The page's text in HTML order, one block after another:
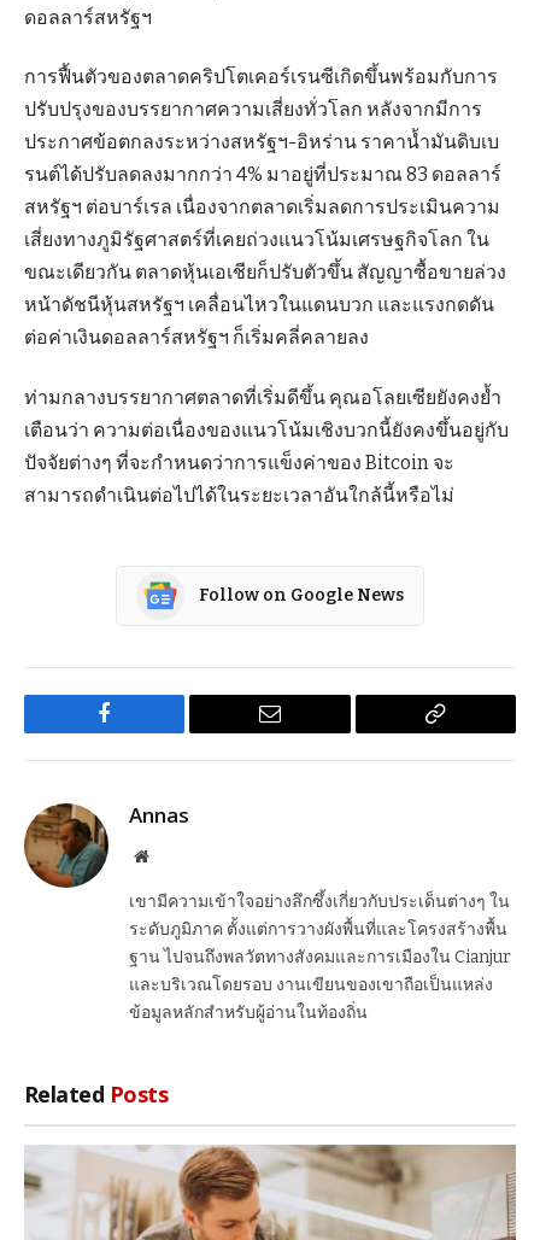
ดอลลาร์สหรัฐฯ
การฟื้นตัวของตลาดคริปโตเคอร์เรนซีเกิดขึ้นพร้อมกับการ
ปรับปรุงของบรรยากาศความเสี่ยงทั่วโลก หลังจากมีการ
ประกาศข้อตกลงระหว่างสหรัฐฯ-อิหร่าน ราคาน้ำมันดิบเบ
รนต์ได้ปรับลดลงมากกว่า 4% มาอยู่ที่ประมาณ 83 ดอลลาร์
สหรัฐฯ ต่อบาร์เรล เนื่องจากตลาดเริ่มลดการประเมินความ
เสี่ยงทางภูมิรัฐศาสตร์ที่เคยถ่วงแนวโน้มเศรษฐกิจโลก ใน
ขณะเดียวกัน ตลาดหุ้นเอเชียก็ปรับตัวขึ้น สัญญาซื้อขายล่วง
หน้าดัชนีหุ้นสหรัฐฯ เคลื่อนไหวในแดนบวก และแรงกดดัน
ต่อค่าเงินดอลลาร์สหรัฐฯ ก็เริ่มคลี่คลายลง
ท่ามกลางบรรยากาศตลาดที่เริ่มดีขึ้น คุณอโลยเซียยังคงย้ำ
เตือนว่า ความต่อเนื่องของแนวโน้มเชิงบวกนี้ยังคงขึ้นอยู่กับ
ปัจจัยต่างๆ ที่จะกำหนดว่าการแข็งค่าของ Bitcoin จะ
สามารถดำเนินต่อไปได้ในระยะเวลาอันใกล้นี้หรือไม่
Follow on Google News
Facebook Email
Copy
Annas
Website
เขามีความเข้าใจอย่างลึกซึ้งเกี่ยวกับประเด็นต่างๆ ใน
ระดับภูมิภาค ตั้งแต่การวางผังพื้นที่และโครงสร้างพื้น
ฐาน ไปจนถึงพลวัตทางสังคมและการเมืองใน Cianjur
และบริเวณโดยรอบ งานเขียนของเขาถือเป็นแหล่ง
ข้อมูลหลักสำหรับผู้อ่านในท้องถิ่น
Related Posts